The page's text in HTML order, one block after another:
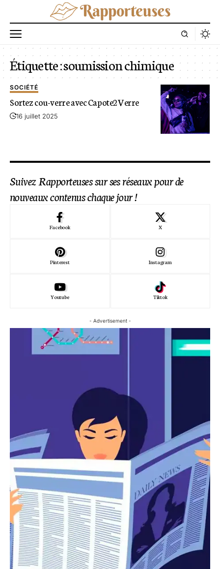
Étiquette :soumission chimique
SOCIÉTÉ
Sortez cou-verre avec Capote2Verre
16 juillet 2025
Suivez Rapporteuses sur ses réseaux pour de
nouveaux contenus chaque jour !
Facebook X
Pinterest Instagram
Youtube Tiktok
- Advertisement -